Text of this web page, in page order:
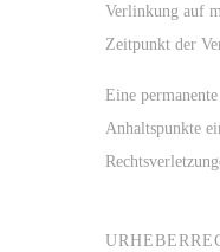
Verlinkung auf
Zeitpunkt der
Eine
Anhaltspunkte